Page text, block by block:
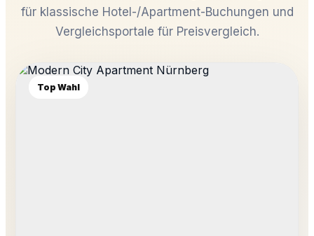
für klassische Hotel-/Apartment-Buchungen und
Vergleichsportale für Preisvergleich.
Top Wahl